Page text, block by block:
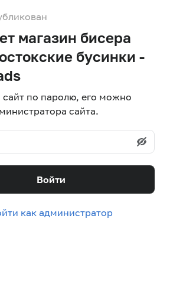
магазин бисера
бусинки -
сайт по паролю, его можно
сайта.
Войти
как администратор